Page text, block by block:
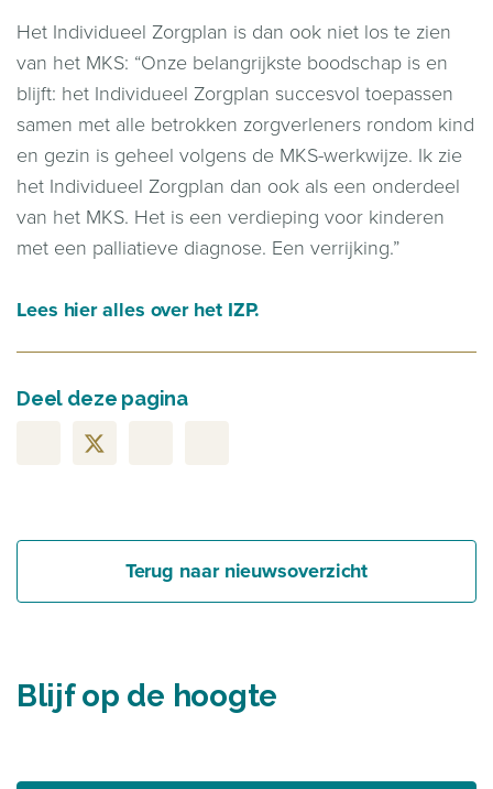
Het Individueel Zorgplan is dan ook niet los te zien
van het MKS: “Onze belangrijkste boodschap is en
blijft: het Individueel Zorgplan succesvol toepassen
samen met alle betrokken zorgverleners rondom kind
en gezin is geheel volgens de MKS-werkwijze. Ik zie
het Individueel Zorgplan dan ook als een onderdeel
van het MKS. Het is een verdieping voor kinderen
met een palliatieve diagnose. Een verrijking.”
Lees hier alles over het IZP.
Deel deze pagina
Terug naar nieuwsoverzicht
Blijf op de hoogte